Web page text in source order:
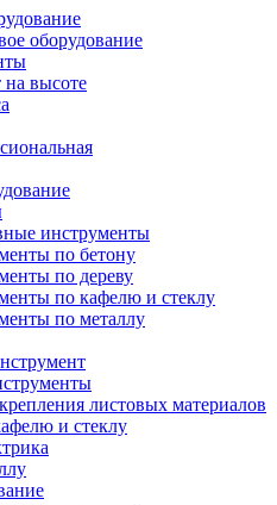
оборудование
на высоте
инструменты
по бетону
по дереву
по кафелю и стеклу
по металлу
листовых материалов
и стеклу